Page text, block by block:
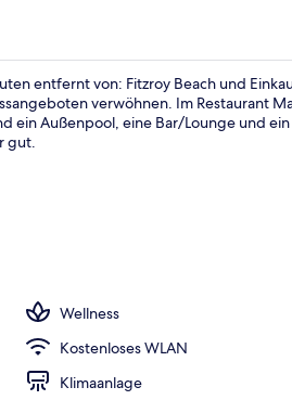
entfernt von: Fitzroy Beach und
verwöhnen. Im Restaurant
ein Außenpool, eine Bar/Lounge und
gut.
Wellness
Kostenloses WLAN
Klimaanlage